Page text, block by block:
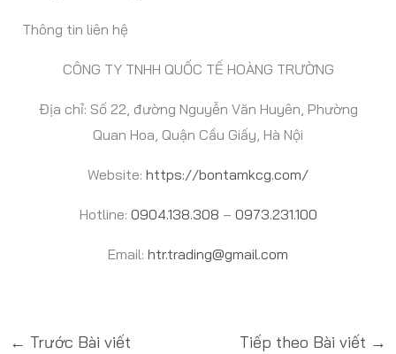
Thông tin liên hệ
CÔNG TY TNHH QUỐC TẾ HOÀNG TRƯỜNG
Địa chỉ: Số 22, đường Nguyễn Văn Huyên, Phường
Quan Hoa, Quận Cầu Giấy, Hà Nội
Website: https://bontamkcg.com/
Hotline: 0904.138.308 – 0973.231.100
Email: htr.trading@gmail.com
← Trước Bài viết Tiếp theo Bài viết →